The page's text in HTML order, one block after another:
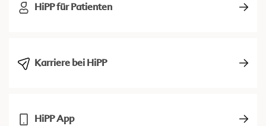
HiPP für Patienten
Karriere bei HiPP
HiPP App